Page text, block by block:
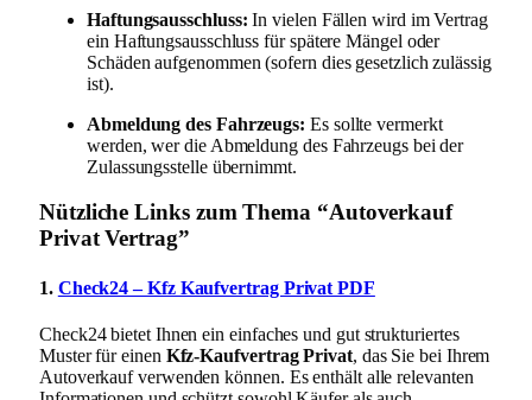
Haftungsausschluss: In vielen Fällen wird im Vertrag
ein Haftungsausschluss für spätere Mängel oder
Schäden aufgenommen (sofern dies gesetzlich zulässig
ist).
Abmeldung des Fahrzeugs: Es sollte vermerkt
werden, wer die Abmeldung des Fahrzeugs bei der
Zulassungsstelle übernimmt.
Nützliche Links zum Thema “Autoverkauf
Privat Vertrag”
1. Check24 – Kfz Kaufvertrag Privat PDF
Check24 bietet Ihnen ein einfaches und gut strukturiertes
Muster für einen Kfz-Kaufvertrag Privat, das Sie bei Ihrem
Autoverkauf verwenden können. Es enthält alle relevanten